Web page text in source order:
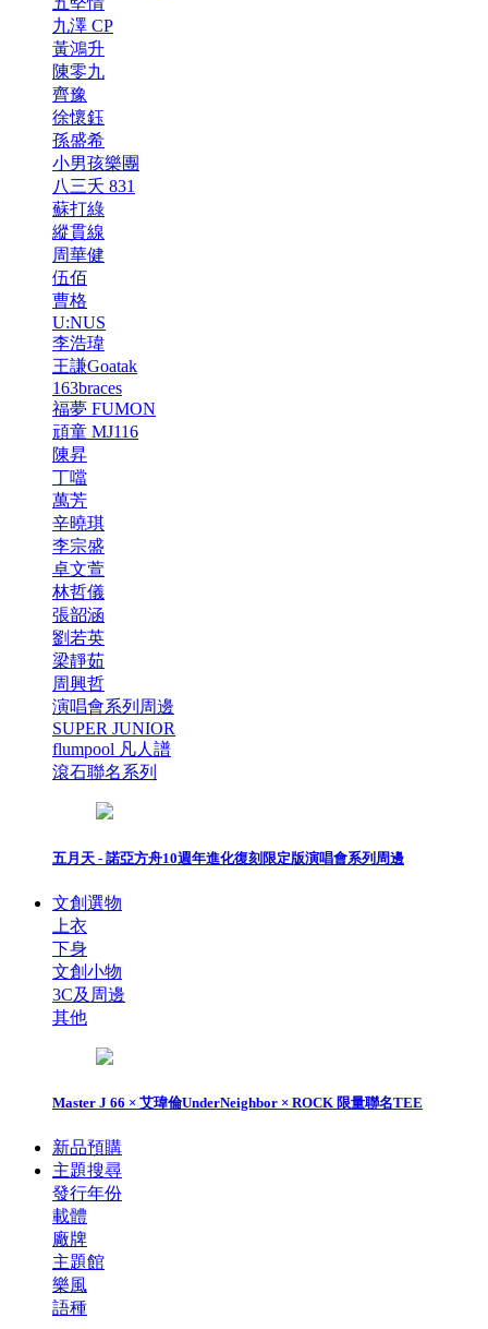
九澤 CP
黃鴻升
陳零九
齊豫
徐懷鈺
孫盛希
小男孩樂團
八三夭 831
蘇打綠
縱貫線
周華健
伍佰
曹格
U:NUS
李浩瑋
王謙Goatak
163braces
福夢 FUMON
頑童 MJ116
陳昇
丁噹
萬芳
辛曉琪
李宗盛
卓文萱
林哲儀
張韶涵
劉若英
梁靜茹
周興哲
演唱會系列周邊
SUPER JUNIOR
flumpool 凡人譜
滾石聯名系列
五月天 - 諾亞方舟10週年進化復刻限定版演唱會系列周邊
文創選物
上衣
下身
文創小物
3C及周邊
其他
Master J 66 × 艾瑋倫UnderNeighbor × ROCK 限量聯名TEE
新品預購
主題搜尋
發行年份
載體
廠牌
主題館
樂風
語種